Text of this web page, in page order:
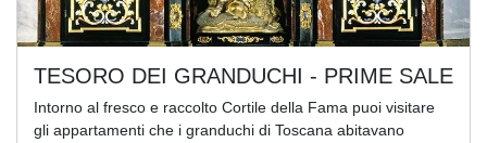
TESORO DEI GRANDUCHI - PRIME SALE
Intorno al fresco e raccolto Cortile della Fama puoi visitare
gli appartamenti che i granduchi di Toscana abitavano